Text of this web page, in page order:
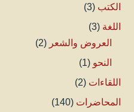
الكتب (3)
اللغة (3)
العروض والشعر (2)
النحو (1)
اللقاءات (2)
المحاضرات (140)